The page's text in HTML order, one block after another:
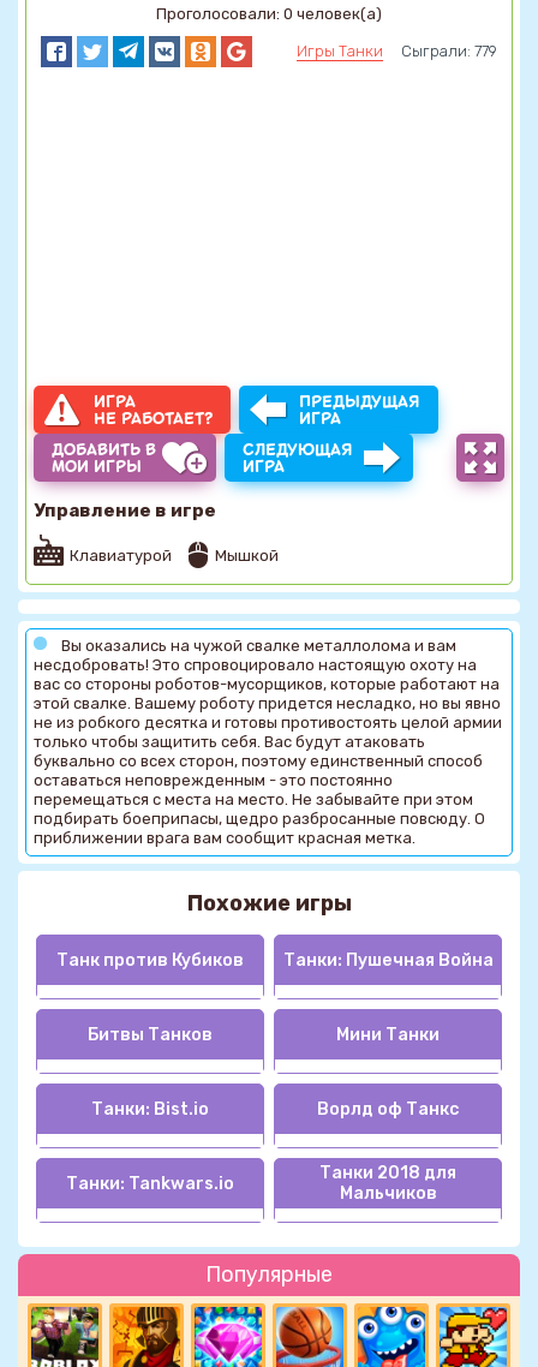
Популярные
Проголосовали: 0 человек(а)
Игры Танки Сыграли: 779
ИГРА
НЕ РАБОТАЕТ?
ПРЕДЫДУЩАЯ
ИГРА
ДОБАВИТЬ В
МОИ ИГРЫ
СЛЕДУЮЩАЯ
ИГРА
Управление в игре
Клавиатурой Мышкой
Вы оказались на чужой свалке металлолома и вам
несдобровать! Это спровоцировало настоящую охоту на
вас со стороны роботов-мусорщиков, которые работают на
этой свалке. Вашему роботу придется несладко, но вы явно
не из робкого десятка и готовы противостоять целой армии
только чтобы защитить себя. Вас будут атаковать
буквально со всех сторон, поэтому единственный способ
оставаться неповрежденным - это постоянно
перемещаться с места на место. Не забывайте при этом
подбирать боеприпасы, щедро разбросанные повсюду. О
приближении врага вам сообщит красная метка.
Похожие игры
Танк против Кубиков Танки: Пушечная Война
Битвы Танков Мини Танки
Танки: Bist.io Ворлд оф Танкс
Танки: Tankwars.io
Танки 2018 для
Мальчиков